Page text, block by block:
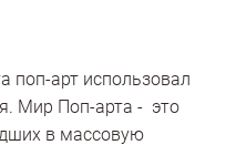
поп-арт использовал
Мир Поп-арта - это
в массовую